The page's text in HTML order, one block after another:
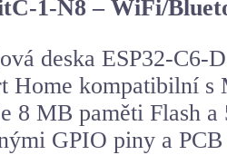
1-N8 – WiFi/
deska ESP32-C6-
Home kompatibilní
8 MB paměti Flash
GPIO piny a